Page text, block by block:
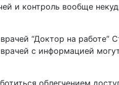
и контроль вообще
“Доктор на работе”
с информацией
облегчением